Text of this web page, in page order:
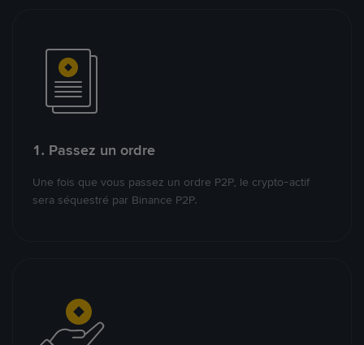
1. Passez un ordre
Une fois que vous passez un ordre P2P, le crypto-actif
sera séquestré par Binance P2P.